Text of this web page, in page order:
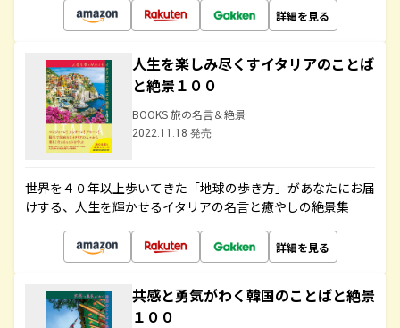
詳細を見る
人生を楽しみ尽くすイタリアのことば
と絶景１００
BOOKS 旅の名言＆絶景
2022.11.18 発売
世界を４０年以上歩いてきた「地球の歩き方」があなたにお届
けする、人生を輝かせるイタリアの名言と癒やしの絶景集
詳細を見る
共感と勇気がわく韓国のことばと絶景
１００